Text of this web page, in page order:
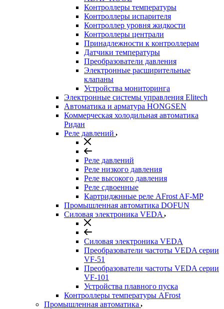
Контроллеры температуры
Контроллеры испарителя
Контроллер уровня жидкости
Контроллеры централи
Принадлежности к контроллерам
Датчики температуры
Преобразователи давления
Электронные расширительные
клапаны
Устройства мониторинга
Электронные системы управления Elitech
Автоматика и арматура HONGSEN
Коммерческая холодильная автоматика
Ридан
Реле давлений
Реле давлений
Реле низкого давления
Реле высокого давления
Реле сдвоенные
Картриджнные реле AFrost AF-MP
Промышленная автоматика DOFUN
Силовая электроника VEDA
Силовая электроника VEDA
Преобразователи частоты VEDA серии
VF-51
Преобразователи частоты VEDA серии
VF-101
Устройства плавного пуска
Контроллеры температуры AFrost
Промышленная автоматика